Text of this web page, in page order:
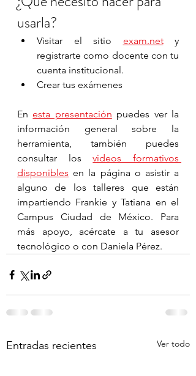
usarla?
Visitar el sitio exam.net y
registrarte como docente con tu
cuenta institucional.
Crear tus exámenes
En esta presentación puedes ver la
información general sobre la
herramienta, también puedes
consultar los videos formativos
disponibles en la página o asistir a
alguno de los talleres que están
impartiendo Frankie y Tatiana en el
Campus Ciudad de México. Para
más apoyo, acércate a tu asesor
tecnológico o con Daniela Pérez.
Entradas recientes Ver todo